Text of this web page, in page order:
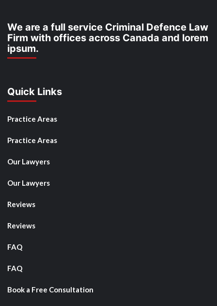
We are a full service Criminal Defence Law
Firm with offices across Canada and lorem
ipsum.
Quick Links
Practice Areas
Practice Areas
Our Lawyers
Our Lawyers
Reviews
Reviews
FAQ
FAQ
Book a Free Consultation